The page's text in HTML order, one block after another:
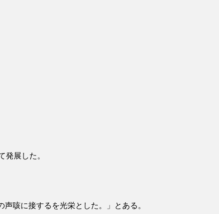
展した。
咳に接するを光栄とした。」とある。